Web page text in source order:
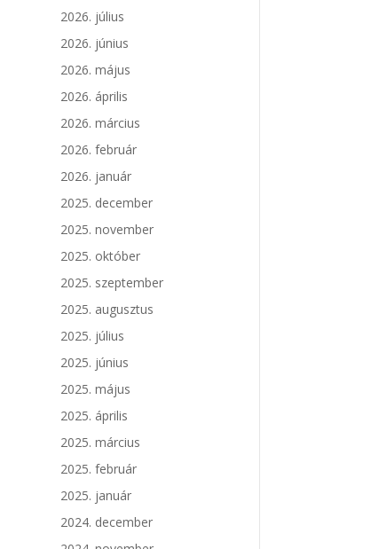
2026. július
2026. június
2026. május
2026. április
2026. március
2026. február
2026. január
2025. december
2025. november
2025. október
2025. szeptember
2025. augusztus
2025. július
2025. június
2025. május
2025. április
2025. március
2025. február
2025. január
2024. december